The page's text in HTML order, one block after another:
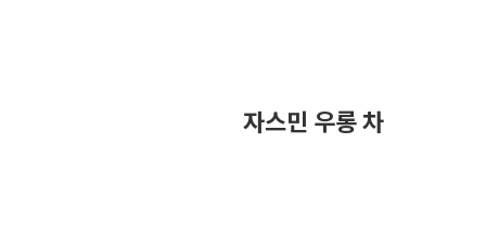
자스민 우롱 차